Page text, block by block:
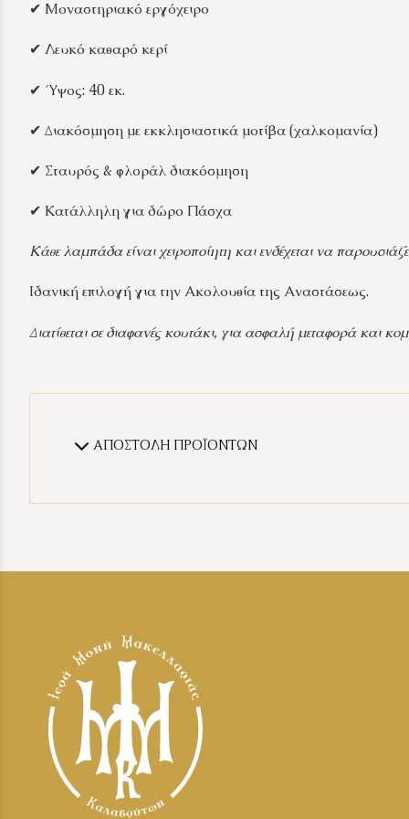
✔ Μοναστηριακό εργόχειρο
✔ Λευκό καθαρό κερί
✔ Ύψος: 40 εκ.
✔ Διακόσμηση με εκκλησιαστικά μοτίβα (χαλκομανία)
✔ Σταυρός & φλοράλ διακόσμηση
✔ Κατάλληλη για δώρο Πάσχα
Κάθε λαμπάδα είναι χειροποίητη και ενδέχεται να
Ιδανική επιλογή για την Ακολουθία της Αναστάσεως.
Διατίθεται σε διαφανές κουτάκι, για ασφαλή μεταφορά και
ΑΠΟΣΤΟΛΗ ΠΡΟΪΟΝΤΩΝ